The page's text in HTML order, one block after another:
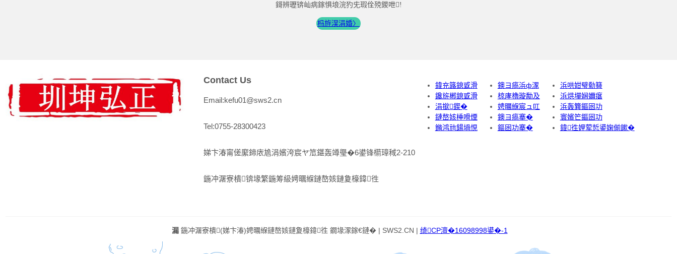
鎶辨瓑锛屾病鎵惧埌浣犳兂瑕佺殑鍐呭!
杩斿洖涓婚〉
Contact Us
Email:kefu01@sws2.cn
Tel:0755-28300423
娣卞湷甯傞緳鍗庡尯涓嬪洿宸ヤ笟鍖轰竴璺�6鍙锋櫤璋稢2-210
鍦冲潳寮樻锛堟繁鍦筹級娉曞緥鏈嶅姟鏈夐檺鍏徃
鍏充簬鎴戜滑
鑱旂郴鎴戜滑
涓撳鍥�
鏈嶅姟棰嗗煙
鏅鸿兘鍚堝悓
鐭ヨ瘑浜ф潈
椋庨櫓璇勪及
娉曞緥宸ュ叿
鐭ヨ瘑搴�
鏂囦功搴�
浜哄姏璧勬簮
浜烘墠娴嬭瘎
浜轰簨鏂囦功
寰嬪笀鏂囦功
鍏徃娌荤悊鍙婅偂鏉�
漏鍦冲潳寮樻(娣卞湷)娉曞緥鏈嶅姟鏈夐檺鍏徃 鐗堟潈鎵€鏈� | SWS2.CN | 绮CP澶�16098998鍙�-1